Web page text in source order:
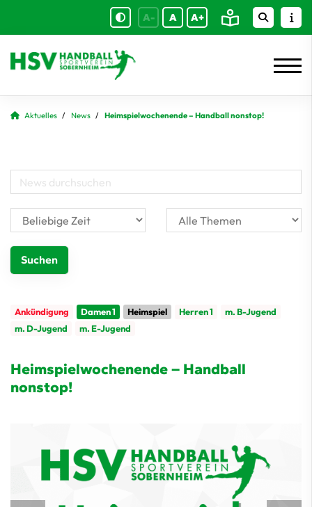
A- A A+
Aktuelles News Heimspielwochenende – Handball nonstop!
Ankündigung Damen 1 Heimspiel Herren 1
m. B-Jugend
m. D-Jugend
m. E-Jugend
Heimspielwochenende – Handball
nonstop!